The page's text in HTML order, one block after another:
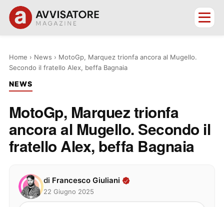
Home › News › MotoGp, Marquez trionfa ancora al Mugello.
Secondo il fratello Alex, beffa Bagnaia
NEWS
MotoGp, Marquez trionfa
ancora al Mugello. Secondo il
fratello Alex, beffa Bagnaia
di Francesco Giuliani
22 Giugno 2025